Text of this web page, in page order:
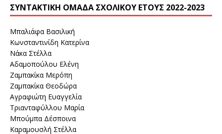
ΣΥΝΤΑΚΤΙΚΉ ΟΜΆΔΑ ΣΧΟΛΙΚΟΎ ΈΤΟΥΣ 2022-2023
Μπαλιάφα Βασιλική
Κωνσταντινίδη Κατερίνα
Νάκα Στέλλα
Αδαμοπούλου Ελένη
Ζαμπακίκα Μερόπη
Ζαμπακίκα Θεοδώρα
Αγραφιώτη Ευαγγελία
Τριανταφύλλου Μαρία
Μπούμπα Δέσποινα
Καραμουσλή Στέλλα